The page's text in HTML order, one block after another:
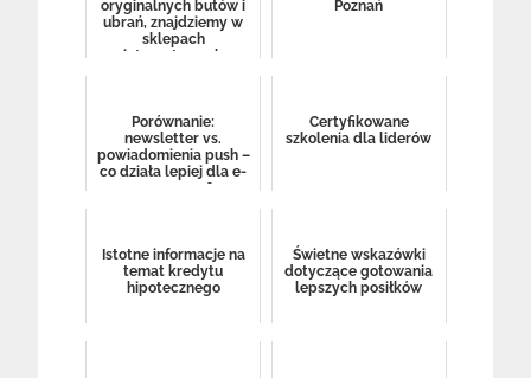
oryginalnych butów i
ubrań, znajdziemy w
sklepach
internetowych
Poznań
Porównanie:
newsletter vs.
powiadomienia push –
co działa lepiej dla e-
commerce?
Certyfikowane
szkolenia dla liderów
Istotne informacje na
temat kredytu
hipotecznego
Świetne wskazówki
dotyczące gotowania
lepszych posiłków